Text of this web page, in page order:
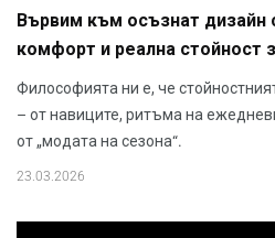
Вървим към осъзнат дизайн
комфорт и реална стойност
Философията ни е, че
– от навиците, ритъма на
от „модата на сезона“.
23.03.2026